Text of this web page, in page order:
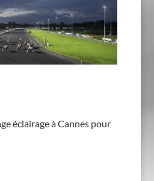
éclairage à Cannes pour